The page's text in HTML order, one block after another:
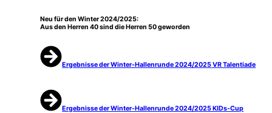
Neu für den Winter 2024/2025:
Aus den Herren 40 sind die Herren 50 geworden
Ergebnisse der Winter-Hallenrunde 2024/2025VR Talentiade
Ergebnisse der Winter-Hallenrunde 2024/2025 KIDs-Cup